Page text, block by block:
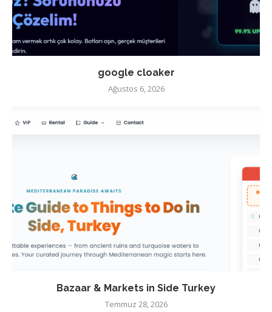
google cloaker
Ağustos 6, 2026
Bazaar & Markets in Side Turkey
Temmuz 28, 2026